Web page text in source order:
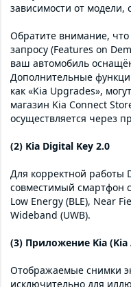
зависимости от модели,
Обратите внимание,
запросу (Features on
ваш автомобиль
Дополнительные
как «Kia Upgrades»,
магазин Kia Connect
осуществляется через
(2) Kia Digital Key 2.0
Для корректной работы
совместимый смартфон
Low Energy (BLE), Near
Wideband (UWB).
(3) Приложение Kia (Kia
Отображаемые снимки
исключительно для